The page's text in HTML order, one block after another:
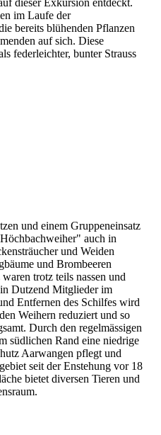
im Laufe der
bereits blühenden Pflanzen
auf sich. Diese
federleichter, bunter Strauss
und einem Gruppeneinsatz
auch in
und Weiden
und Brombeeren
trotz teils nassen und
Dutzend Mitglieder im
Entfernen des Schilfes wird
Weihern reduziert und so
Durch den regelmässigen
südlichen Rand eine niedrige
Aarwangen pflegt und
seit der Enstehung vor 18
bietet diversen Tieren und